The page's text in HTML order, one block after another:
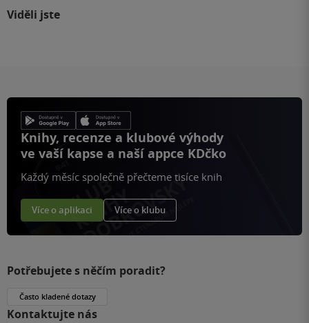
Viděli jste
Knihy, recenze a klubové výhody
ve vaší kapse a naší appce KDčko
Každý měsíc společně přečteme tisíce knih
Více o aplikaci Více o klubu
Potřebujete s něčím poradit?
Často kladené dotazy
Kontaktujte nás